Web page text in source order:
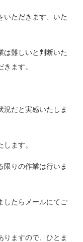
いただきます、いた
は難しいと判断いた
ます。
況だと実感いたしま
ます。
限りの作業は行いま
したらメールにてご
りますので、ひとま